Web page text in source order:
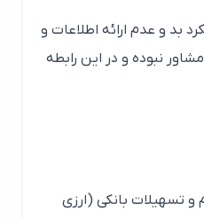
بد و عدم ارائه اطلاعات و
نبوده و در این رابطه
بانکی (ارزی